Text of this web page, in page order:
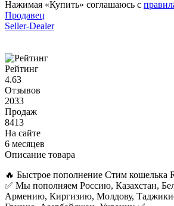
Нажимая «Купить» соглашаюсь с
Продавец
Seller-Dealer
Рейтинг
4.63
Отзывов
2033
Продаж
8413
На сайте
6 месяцев
Описание товара
🔥 Быстрое пополнение Стим кошелька
✅ Мы пополняем Россию, Казахстан,
Армению, Киргизию, Молдову,